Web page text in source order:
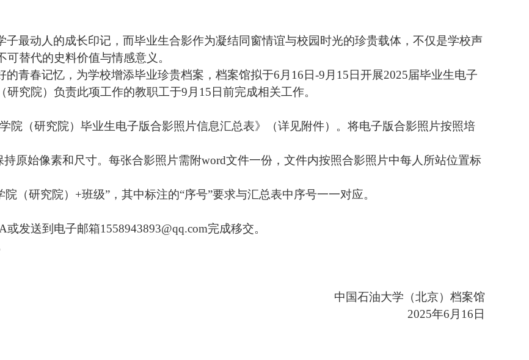
子最动人的成长印记，而毕业生合影作为凝结同窗情谊与校园时光的珍贵载体，不仅是学校声
替代的史料价值与情感意义。
的青春记忆，为学校增添毕业珍贵档案 ， 档案馆拟于6月 16 日-9 月 15 日开展2025届毕业生电子
（研究院） 负责此项工作的教职工于9 月 15 日前完成相关工作。
院 （研究院） 毕业生电子版合影照片信息汇总表》（详见附件）。将电子版合影照片按照培
原始像素和尺寸。每张合影照片需附word文件一份，文件内按照合影照片中每人所站位置标
院 （研究院） +班级”，其中标注的“序号”要求与汇总表中序号一一对应。
或发送到电子邮箱1558943893@qq.com完成移交。
中国石油大学（北京）档案馆
2025年6月 16 日